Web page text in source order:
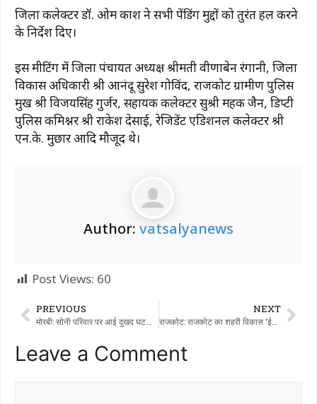
जिला कलेक्टर डॉ. ओम प्रकाश ने सभी पेंडिंग मुद्दों को तुरंत हल करने
के निर्देश दिए।
इस मीटिंग में जिला पंचायत अध्यक्ष श्रीमती प्रवीणाबेन रंगानी, जिला
विकास अधिकारी श्री आनंदू सुरेश गोविंद, राजकोट ग्रामीण पुलिस
प्रमुख श्री विजयसिंह गुर्जर, सहायक कलेक्टर सुश्री महक जैन, डिप्टी
पुलिस कमिश्नर श्री राकेश देसाई, रेजिडेंट एडिशनल कलेक्टर श्री
एन.के. मुछार आदि मौजूद थे।
Author: vatsalyanews
Post Views: 60
PREVIOUS
मोरबी: सोनी परिवार पर आई दुखद घटना का गहरा असर पड़ा है, सामाजिक कार्यकर्ताओं ने शोक संदेश भेजकर अपनी संवेदनाएं व्यक्त की हैं।
NEXT
राजकोट: राजकोट का शहरी विकास ‘ईज़ ऑफ़ लिविंग’ के विज़न को दिखाता है
Leave a Comment